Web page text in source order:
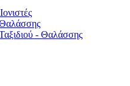
- Θαλάσσης